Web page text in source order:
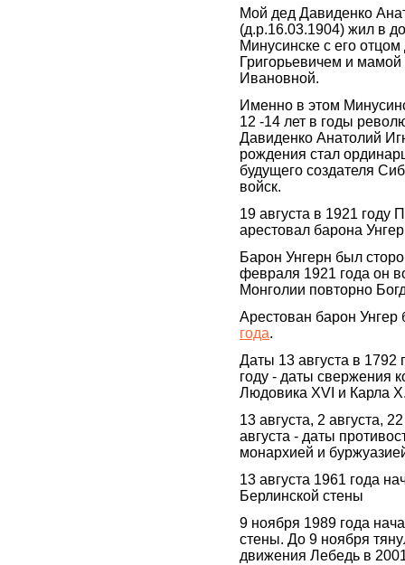
Мой дед Давиденко
(д.р.16.03.1904) жил в
Минусинске с его
Григорьевичем и
Ивановной.
Именно в этом
12 -14 лет в годы
Давиденко Анатолий
рождения стал
будущего создателя
войск.
19 августа в 1921 году
арестовал барона
Барон Унгерн был
февраля 1921 года он
Монголии повторно
Арестован барон
года.
Даты 13 августа в 1792
году - даты свержения
Людовика XVI и Карла
13 августа, 2 августа,
августа - даты
монархией и
13 августа 1961 года
Берлинской стены
9 ноября 1989 года
стены. До 9 ноября
движения Лебедь в